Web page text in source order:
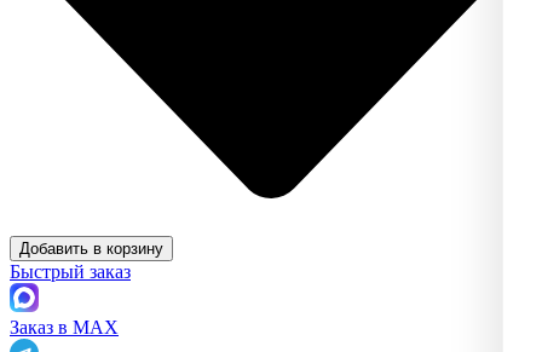
Добавить в корзину
Быстрый заказ
Заказ в MAX